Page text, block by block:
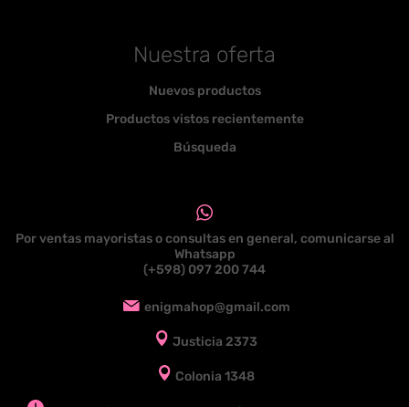
Nuestra oferta
Nuevos productos
Productos vistos recientemente
Búsqueda
Por ventas mayoristas o consultas en general, comunicarse al
Whatsapp
(+598) 097 200 744
enigmahop@gmail.com
Justicia 2373
Colonia 1348